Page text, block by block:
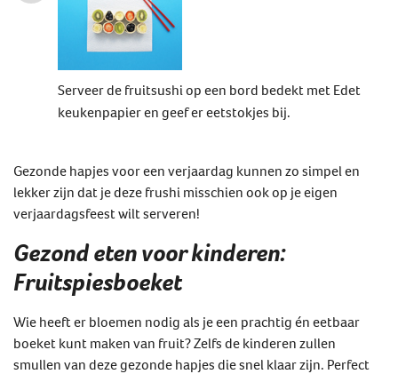
Serveer de fruitsushi op een bord bedekt met Edet
keukenpapier en geef er eetstokjes bij.
Gezonde hapjes voor een verjaardag kunnen zo simpel en
lekker zijn dat je deze frushi misschien ook op je eigen
verjaardagsfeest wilt serveren!
Gezond eten voor kinderen:
Fruitspiesboeket
Wie heeft er bloemen nodig als je een prachtig én eetbaar
boeket kunt maken van fruit? Zelfs de kinderen zullen
smullen van deze gezonde hapjes die snel klaar zijn. Perfect